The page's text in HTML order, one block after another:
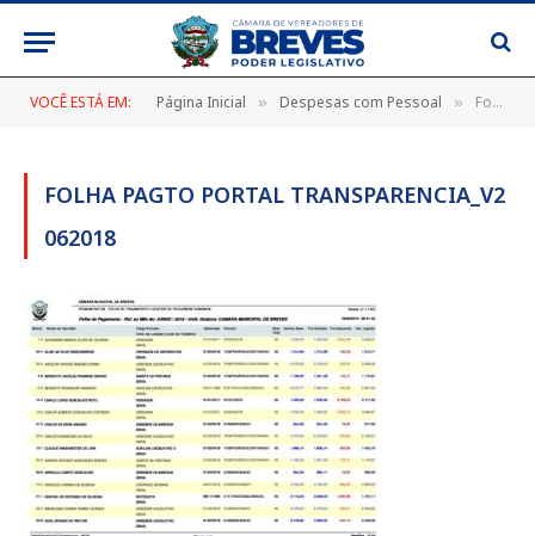
VOCÊ ESTÁ EM: Página Inicial » Despesas com Pessoal » Folha Pagto Portal Transparencia_v2 062018
FOLHA PAGTO PORTAL TRANSPARENCIA_V2
062018